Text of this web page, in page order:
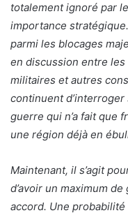
totalement ignoré par
importance
parmi les blocages
en discussion entre
militaires et autres
continuent
guerre qui n’a fait que
une région déjà en
Maintenant, il s’agit
d’avoir un maximum
accord. Une